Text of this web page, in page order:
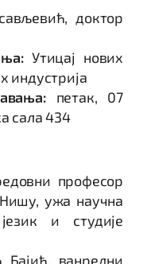
доктор
Утицај нових
индустрија
петак, 07
сала 434
професор
ужа научна
и студије
ванредни